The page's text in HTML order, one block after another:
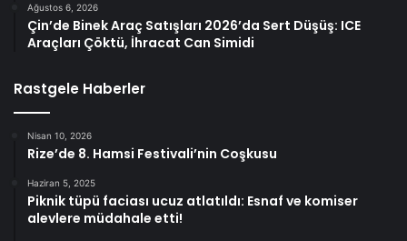
Ağustos 6, 2026
Çin’de Binek Araç Satışları 2026’da Sert Düşüş: ICE
Araçları Çöktü, İhracat Can Simidi
Rastgele Haberler
Nisan 10, 2026
Rize’de 8. Hamsi Festivali’nin Coşkusu
Haziran 5, 2025
Piknik tüpü faciası ucuz atlatıldı: Esnaf ve komiser
alevlere müdahale etti!